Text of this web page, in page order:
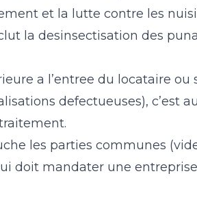
et la lutte contre les
la desinsectisation des
a l’entree du locataire ou
defectueuses), c’est au
les parties communes
doit mandater une